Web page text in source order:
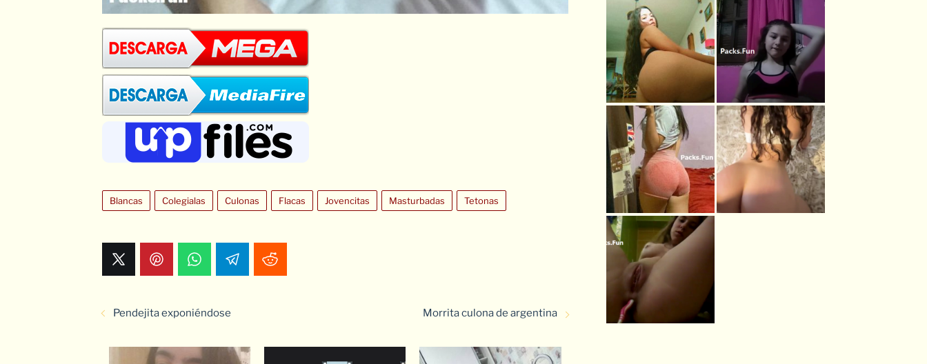
Blancas Colegialas Culonas Flacas Jovencitas Masturbadas Tetonas
Pendejita exponiéndose Morrita culona de argentina